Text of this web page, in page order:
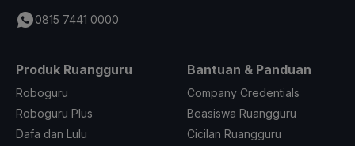
0815 7441 0000
Produk Ruangguru
Roboguru
Roboguru Plus
Dafa dan Lulu
Bantuan & Panduan
Company Credentials
Beasiswa Ruangguru
Cicilan Ruangguru